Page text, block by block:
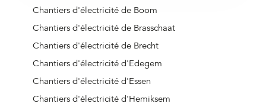
Chantiers d'électricité de Boom
Chantiers d'électricité de Brasschaat
Chantiers d'électricité de Brecht
Chantiers d'électricité d'Edegem
Chantiers d'électricité d'Essen
Chantiers d'électricité d'Hemiksem